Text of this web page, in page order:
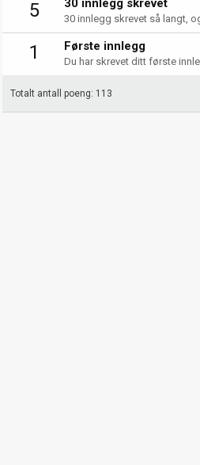
5 30 innlegg skrevet
30 innlegg skrevet så langt,
1 Første innlegg
Du har skrevet ditt første
Totalt antall poeng: 113